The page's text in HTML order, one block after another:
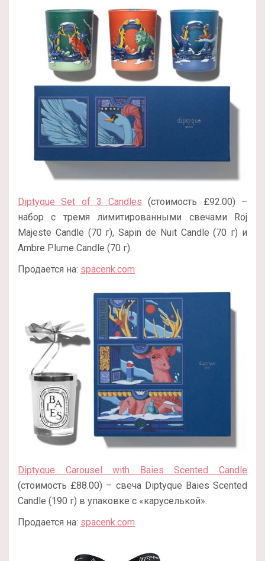
Diptyque Set of 3 Candles (стоимость £92.00) –
набор с тремя лимитированными свечами Roj
Majeste Candle (70 г), Sapin de Nuit Candle (70 г) и
Ambre Plume Candle (70 г).
Продается на: spacenk.com
Diptyque Carousel with Baies Scented Candle
(стоимость £88.00) – свеча Diptyque Baies Scented
Candle (190 г) в упаковке с «каруселькой».
Продается на: spacenk.com